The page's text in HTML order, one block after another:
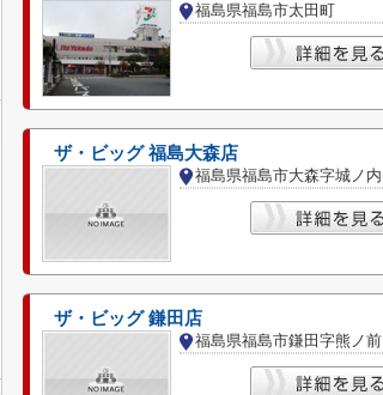
福島県福島市太田町
ザ・ビッグ 福島大森店
福島県福島市大森字城ノ内
ザ・ビッグ 鎌田店
福島県福島市鎌田字熊ノ前